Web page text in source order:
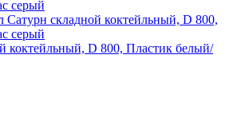
коктейльный, D 800, Пластик белый/